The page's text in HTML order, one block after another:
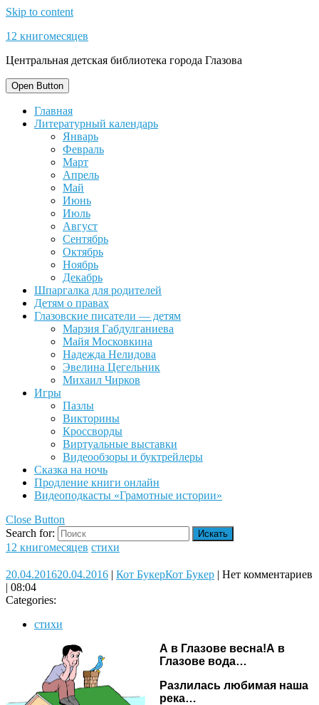
Skip to content
12 книгомесяцев
Центральная детская библиотека города Глазова
Open Button
Главная
Литературный календарь
Январь
Февраль
Март
Апрель
Май
Июнь
Июль
Август
Сентябрь
Октябрь
Ноябрь
Декабрь
Шпаргалка для родителей
Детям о правах
Глазовские писатели — детям
Марзия Габдулганиева
Майя Московкина
Надежда Нелидова
Эвелина Цегельник
Михаил Чирков
Игры
Пазлы
Викторины
Кроссворды
Виртуальные выставки
Видеообзоры и буктрейлеры
Сказка на ночь
Продление книги онлайн
Видеоподкасты «Грамотные истории»
Close Button
Search for:
12 книгомесяцев стихи
20.04.201620.04.2016 | Кот БукерКот Букер | Нет комментариев
| 08:04
Categories:
стихи
А в Глазове весна!А в
Глазове вода…
Разлилась любимая наша
река…